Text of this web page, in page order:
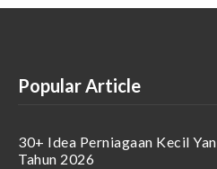
Popular Article
30+ Idea Perniagaan Kecil
Tahun 2026